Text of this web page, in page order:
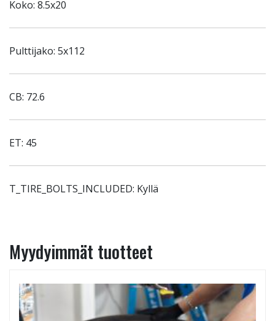
Koko: 8.5x20
Pulttijako: 5x112
CB: 72.6
ET: 45
T_TIRE_BOLTS_INCLUDED: Kyllä
Myydyimmät tuotteet